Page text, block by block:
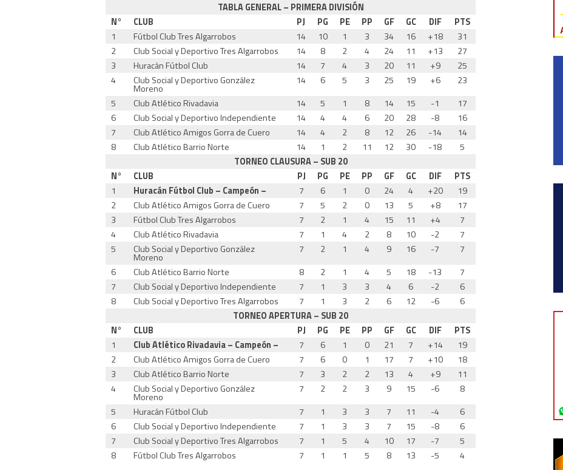
TABLA GENERAL – PRIMERA DIVISIÓN
N°
CLUB PJ PG PE PP GF GC DIF
PTS
1
Fútbol Club Tres Algarrobos 14 10 1 3 34 16 +18
31
2
Club Social y Deportivo Tres Algarrobos 14 8 2 4 24 11 +13
27
3
Huracán Fútbol Club 14 7 4 3 20 11 +9
25
4
Club Social y Deportivo González
Moreno
14 6 5 3 25 19 +6
23
5
Club Atlético Rivadavia 14 5 1 8 14 15 -1
17
6
Club Social y Deportivo Independiente 14 4 4 6 20 28 -8
16
7
Club Atlético Amigos Gorra de Cuero 14 4 2 8 12 26 -14
14
8
Club Atlético Barrio Norte 14 1 2 11 12 30 -18
5
TORNEO CLAUSURA – SUB 20
N°
CLUB PJ PG PE PP GF GC DIF
PTS
1
Huracán Fútbol Club – Campeón – 7 6 1 0 24 4 +20
19
2
Club Atlético Amigos Gorra de Cuero 7 5 2 0 13 5 +8
17
3
Fútbol Club Tres Algarrobos 7 2 1 4 15 11 +4
7
4
Club Atlético Rivadavia 7 1 4 2 8 10 -2
7
5
Club Social y Deportivo González
Moreno
7 2 1 4 9 16 -7
7
6
Club Atlético Barrio Norte 8 2 1 4 5 18 -13
7
7
Club Social y Deportivo Independiente 7 1 3 3 4 6 -2
6
8
Club Social y Deportivo Tres Algarrobos 7 1 3 2 6 12 -6
6
TORNEO APERTURA – SUB 20
N°
CLUB PJ PG PE PP GF GC DIF
PTS
1
Club Atlético Rivadavia – Campeón – 7 6 1 0 21 7 +14
19
2
Club Atlético Amigos Gorra de Cuero 7 6 0 1 17 7 +10
18
3
Club Atlético Barrio Norte 7 3 2 2 13 4 +9
11
4
Club Social y Deportivo González
Moreno
7 2 2 3 9 15 -6
8
5
Huracán Fútbol Club 7 1 3 3 7 11 -4
6
6
Club Social y Deportivo Independiente 7 1 3 3 7 15 -8
6
7
Club Social y Deportivo Tres Algarrobos 7 1 5 4 10 17 -7
5
8
Fútbol Club Tres Algarrobos 7 1 1 5 8 13 -5 4